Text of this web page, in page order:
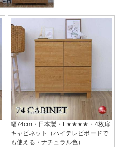
幅74cm・日本製・F★★★★・4枚扉
キャビネット（ハイテレビボードで
も使える・ナチュラル色）